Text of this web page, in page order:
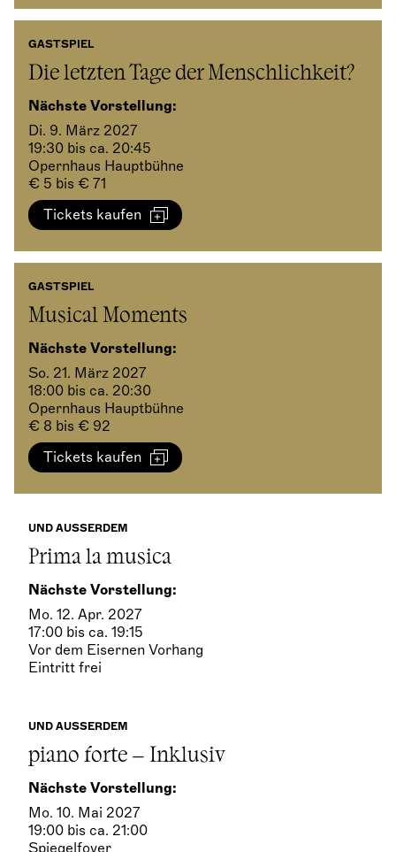
GASTSPIEL
Die letzten Tage der Menschlichkeit?
Nächste Vorstellung:
Di. 9. März 2027
19:30 bis ca. 20:45
Opernhaus Hauptbühne
€ 5 bis € 71
Tickets kaufen
GASTSPIEL
Musical Moments
Nächste Vorstellung:
So. 21. März 2027
18:00 bis ca. 20:30
Opernhaus Hauptbühne
€ 8 bis € 92
Tickets kaufen
UND AUSSERDEM
Prima la musica
Nächste Vorstellung:
Mo. 12. Apr. 2027
17:00 bis ca. 19:15
Vor dem Eisernen Vorhang
Eintritt frei
UND AUSSERDEM
piano forte – Inklusiv
Nächste Vorstellung:
Mo. 10. Mai 2027
19:00 bis ca. 21:00